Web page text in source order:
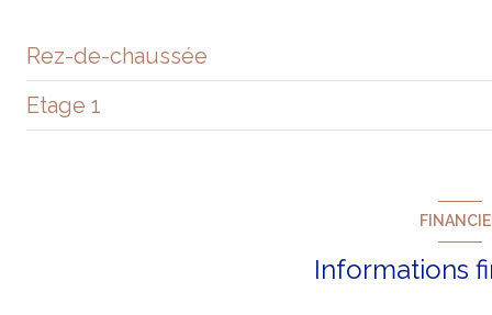
Rez-de-chaussée
salon/sejour
Etage 1
Informations